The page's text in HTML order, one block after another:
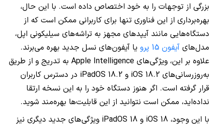
بزرگی از توجهات را به خود اختصاص داده است. با این حال،
بهره‌برداری از این فناوری تنها برای کاربرانی ممکن است که از
دستگاه‌هایی مانند آیپدهای مجهز به تراشه‌های سیلیکونی اپل،
مدل‌های آیفون 15 پرو
یا آیفون‌های نسل جدید بهره می‌برند.
علاوه بر این، ویژگی‌های Apple Intelligence به تدریج و از طریق
به‌روزرسانی‌های iOS 18.2 و iPadOS 18.2 در دسترس کاربران
قرار گرفته است. اگر هنوز دستگاه خود را به این نسخه ارتقا
نداده‌اید، ممکن است نتوانید از این قابلیت‌ها بهره‌مند شوید.
با این وجود، iOS 18 و iPadOS 18 ویژگی‌های جدید دیگری نیز